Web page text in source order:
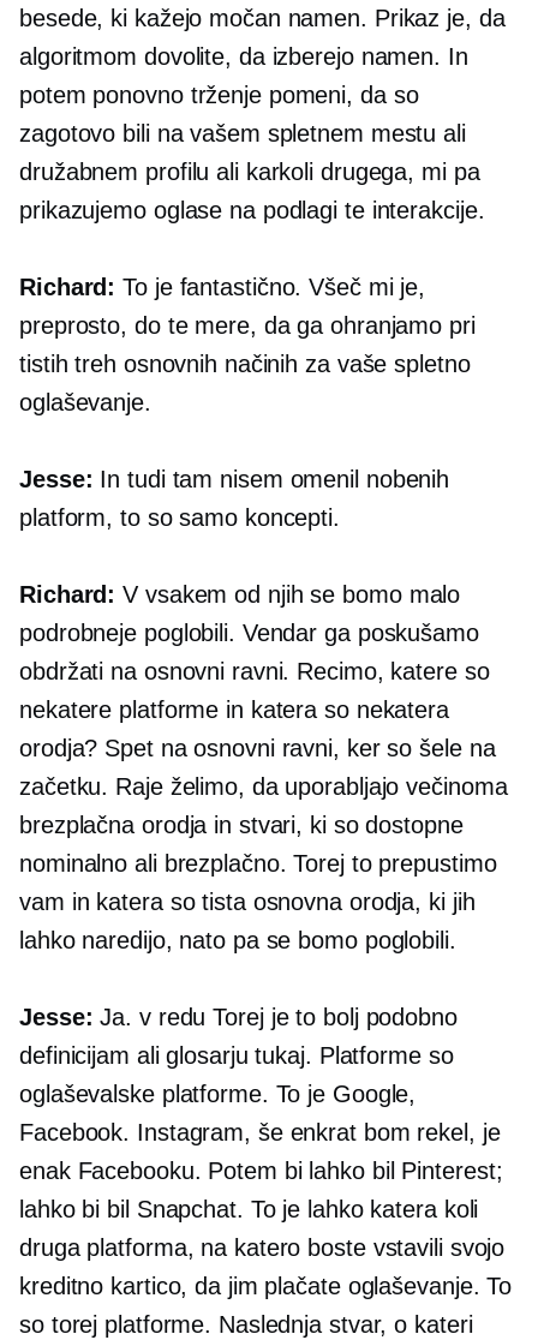
besede, ki kažejo močan namen. Prikaz je, da
algoritmom dovolite, da izberejo namen. In
potem ponovno trženje pomeni, da so
zagotovo bili na vašem spletnem mestu ali
družabnem profilu ali karkoli drugega, mi pa
prikazujemo oglase na podlagi te interakcije.
Richard: To je fantastično. Všeč mi je,
preprosto, do te mere, da ga ohranjamo pri
tistih treh osnovnih načinih za vaše spletno
oglaševanje.
Jesse: In tudi tam nisem omenil nobenih
platform, to so samo koncepti.
Richard: V vsakem od njih se bomo malo
podrobneje poglobili. Vendar ga poskušamo
obdržati na osnovni ravni. Recimo, katere so
nekatere platforme in katera so nekatera
orodja? Spet na osnovni ravni, ker so šele na
začetku. Raje želimo, da uporabljajo večinoma
brezplačna orodja in stvari, ki so dostopne
nominalno ali brezplačno. Torej to prepustimo
vam in katera so tista osnovna orodja, ki jih
lahko naredijo, nato pa se bomo poglobili.
Jesse: Ja. v redu Torej je to bolj podobno
definicijam ali glosarju tukaj. Platforme so
oglaševalske platforme. To je Google,
Facebook. Instagram, še enkrat bom rekel, je
enak Facebooku. Potem bi lahko bil Pinterest;
lahko bi bil Snapchat. To je lahko katera koli
druga platforma, na katero boste vstavili svojo
kreditno kartico, da jim plačate oglaševanje. To
so torej platforme. Naslednja stvar, o kateri